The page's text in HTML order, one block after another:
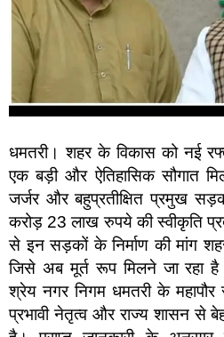
धमतरी। शहर के विकास को नई
एक बड़ी और ऐतिहासिक सौगात
जर्जर और बहुप्रतीक्षित प्रमुख
करोड़ 23 लाख रुपये की स्वीकृति
से इन सड़कों के निर्माण की मांग
जिसे अब मूर्त रूप मिलने जा रहा
श्रेय नगर निगम धमतरी के महापौर
प्रभावी नेतृत्व और राज्य शासन से